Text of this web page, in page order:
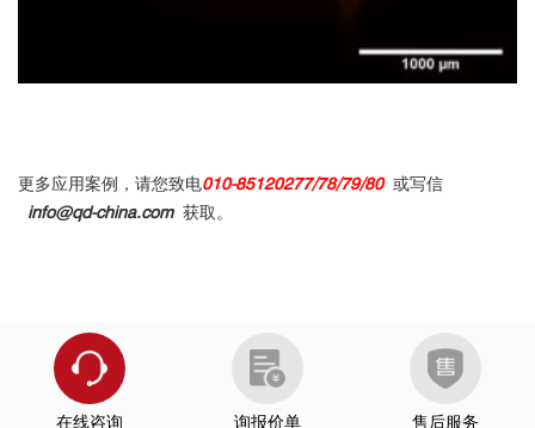
更多应用案例，请您致电010-85120277/78/79/80 或写信
info@qd-china.com 获取。
在线咨询 询报价单 售后服务